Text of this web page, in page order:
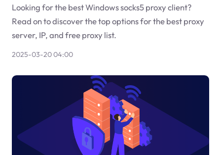
Looking for the best Windows socks5 proxy client?
Read on to discover the top options for the best proxy
server, IP, and free proxy list.
2025-03-20 04:00